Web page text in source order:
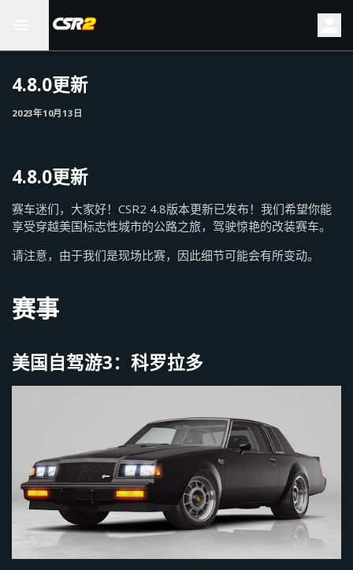
4.8.0更新
2023年10月13日
4.8.0更新
赛车迷们，大家好！CSR2 4.8版本更新已发布！我们希望你能
享受穿越美国标志性城市的公路之旅，驾驶惊艳的改装赛车。
请注意，由于我们是现场比赛，因此细节可能会有所变动。
赛事
美国自驾游3：科罗拉多